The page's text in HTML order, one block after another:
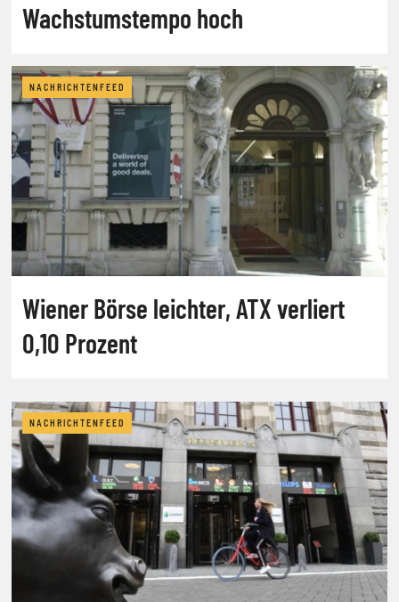
Wachstumstempo hoch
NACHRICHTENFEED
Wiener Börse leichter, ATX verliert
0,10 Prozent
NACHRICHTENFEED